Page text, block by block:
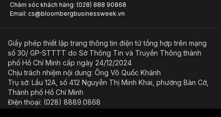
Chăm sóc khách hàng: (028) 888 90868
Email: cs@bloombergbusinessweek.vn
Giấy phép thiết lập trang thông tin điện tử tổng hợp trên mạng
số 30/ GP-STTTT do Sở Thông Tin và Truyền Thông thành
phố Hồ Chí Minh cấp ngày 24/12/2024
Chịu trách nhiệm nội dung: Ông Võ Quốc Khánh
Trụ sở: Lầu 12A, số 412 Nguyễn Thị Minh Khai, phường Bàn Cờ,
Thành phố Hồ Chí Minh
Điện thoại: (028) 8889.0868